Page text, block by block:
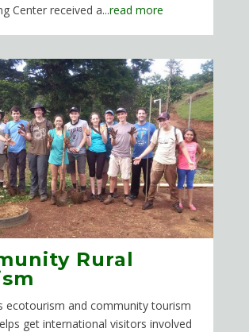
Center received a...read more
Rural
ecotourism and community tourism
get international visitors involved